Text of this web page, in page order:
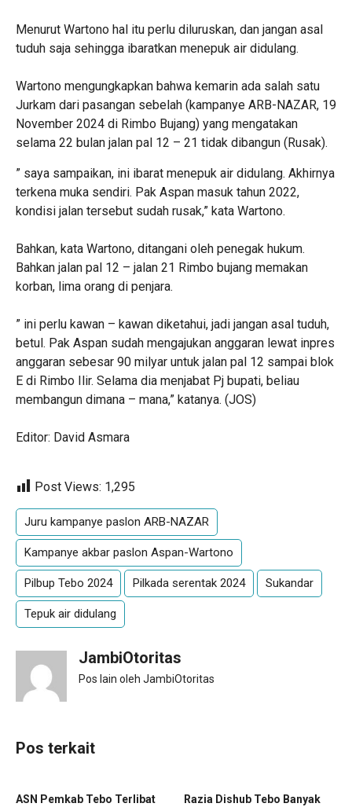
Menurut Wartono hal itu perlu diluruskan, dan jangan asal
tuduh saja sehingga ibaratkan menepuk air didulang.
Wartono mengungkapkan bahwa kemarin ada salah satu
Jurkam dari pasangan sebelah (kampanye ARB-NAZAR, 19
November 2024 di Rimbo Bujang) yang mengatakan
selama 22 bulan jalan pal 12 – 21 tidak dibangun (Rusak).
” saya sampaikan, ini ibarat menepuk air didulang. Akhirnya
terkena muka sendiri. Pak Aspan masuk tahun 2022,
kondisi jalan tersebut sudah rusak,” kata Wartono.
Bahkan, kata Wartono, ditangani oleh penegak hukum.
Bahkan jalan pal 12 – jalan 21 Rimbo bujang memakan
korban, lima orang di penjara.
” ini perlu kawan – kawan diketahui, jadi jangan asal tuduh,
betul. Pak Aspan sudah mengajukan anggaran lewat inpres
anggaran sebesar 90 milyar untuk jalan pal 12 sampai blok
E di Rimbo Ilir. Selama dia menjabat Pj bupati, beliau
membangun dimana – mana,” katanya. (JOS)
Editor: David Asmara
Post Views: 1,295
Juru kampanye paslon ARB-NAZAR
Kampanye akbar paslon Aspan-Wartono
Pilbup Tebo 2024 Pilkada serentak 2024 Sukandar
Tepuk air didulang
JambiOtoritas
Pos lain oleh JambiOtoritas
Pos terkait
ASN Pemkab Tebo Terlibat
Razia Dishub Tebo Banyak